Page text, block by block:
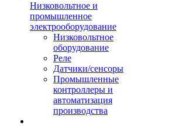
Низковольтное и
промышленное
электрооборудование
Низковольтное
оборудование
Реле
Датчики/сенсоры
Промышленные
контроллеры и
автоматизация
производства